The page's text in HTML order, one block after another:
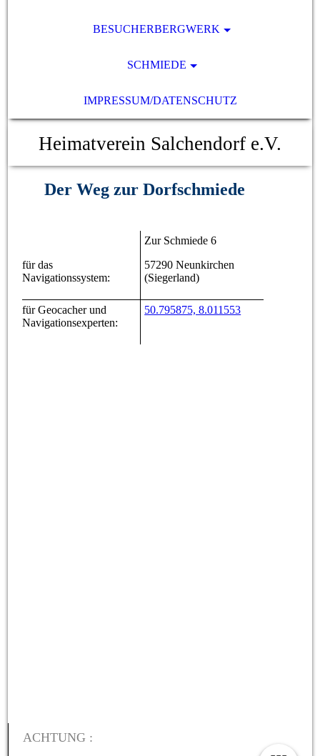
BESUCHERBERGWERK
SCHMIEDE
IMPRESSUM/DATENSCHUTZ
Heimatverein Salchendorf e.V.
Der Weg zur Dorfschmiede
für das
Navigationssystem:
Zur Schmiede 6
57290 Neunkirchen
(Siegerland)
für Geocacher und
Navigationsexperten:
50.795875, 8.011553
ACHTUNG :